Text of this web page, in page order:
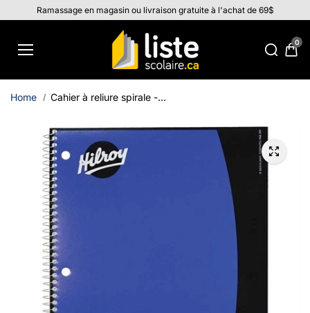
Aller au
contenu
Ramassage en magasin ou livraison gratuite à l'achat de 69$
0
Home Cahier à reliure spirale -...